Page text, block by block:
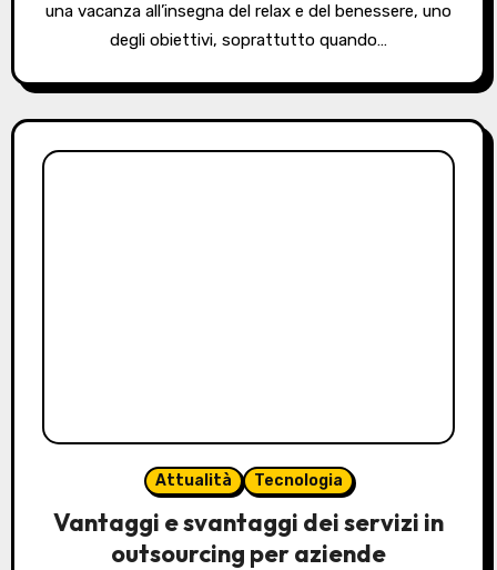
una vacanza all’insegna del relax e del benessere, uno
degli obiettivi, soprattutto quando…
Attualità Tecnologia
Vantaggi e svantaggi dei servizi in
outsourcing per aziende